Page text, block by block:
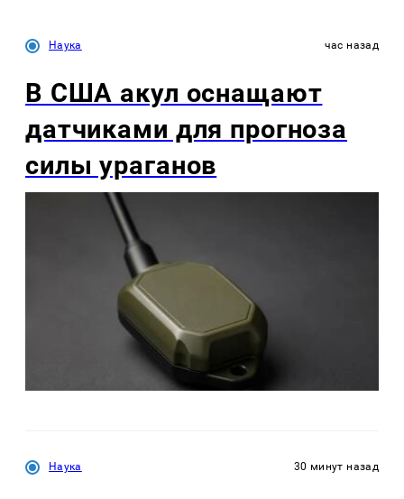
Наука час назад
В США акул оснащают
датчиками для прогноза
силы ураганов
Наука 30 минут назад